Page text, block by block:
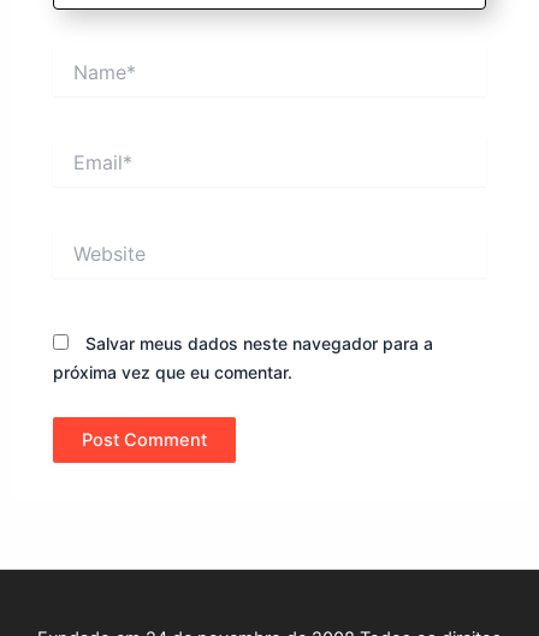
Salvar meus dados neste navegador para a
próxima vez que eu comentar.